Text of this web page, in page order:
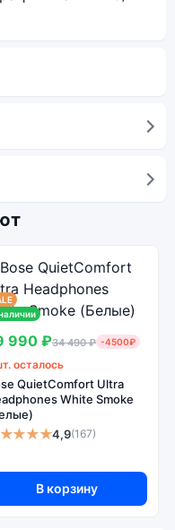
990 ₽34 490 ₽ -4500₽
осталось
QuietComfort Ultra
White Smoke
4,9(167)
В корзину